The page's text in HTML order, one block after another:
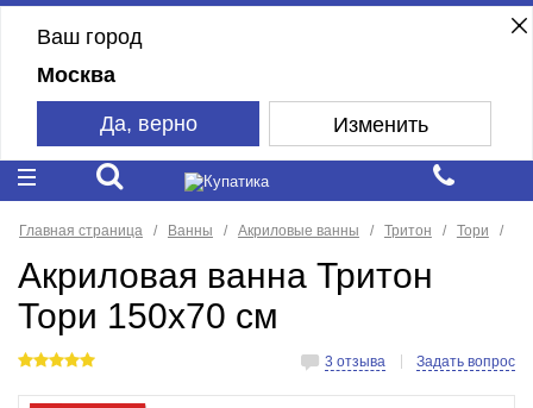
Ваш город
Москва
Да, верно Изменить
Главная страница Ванны Акриловые ванны Тритон Тори
Акриловая ванна Тритон
Тори 150x70 см
3 отзыва Задать вопрос